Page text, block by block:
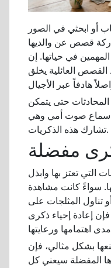
أو ابحثي في الصور
قصص عن والديها
في حياتها. إن
العائلية يخلق
حتى يتمكن
سماع صوت أمي وهي
تشارك هذه الذكريات.
مفضلة
التي تعتز بها وابذل
سواءً كانت مشاهدة
تناول المثلجات على
إعادة إحياء ذكرى
بشكل مثالي، فإن
المفضلة سيعني كل